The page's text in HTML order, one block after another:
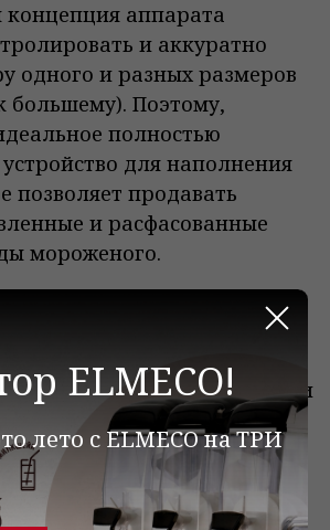
аппарата
и аккуратно
одного и разных размеров
большему). Поэтому,
полностью
для наполнения
позволяет продавать
и расфасованные
мороженого.
точную скорость
от вместимости
работы данной
то, что она автоматически
в начале: сначала
медленно.
скорости
ELMECO!
лето с ELMECO на ТРИ